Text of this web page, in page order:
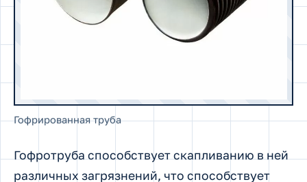
Гофрированная труба
Гофротруба способствует скапливанию в ней
различных загрязнений, что способствует